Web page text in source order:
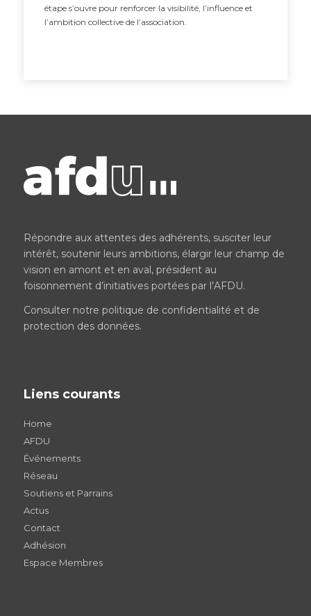
étape s’ouvre pour renforcer la visibilité, l’influence et
l’ambition collective de l’association.
Répondre aux attentes des adhérents, susciter leur
intérêt, soutenir leurs ambitions, élargir leur champ de
vision en amont et en aval, président au
foisonnement d’initiatives portées par l’AFDU.
Consulter notre politique de confidentialité et de
protection des données.
Liens courants
Home
AFDU
Événements
Réseau
Soutiens et Parrains
Actus
Contact
Adhésion
Espace Membres